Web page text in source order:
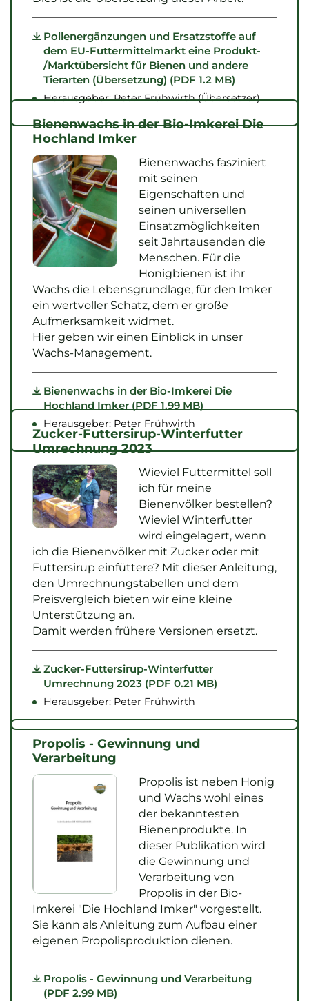
Pollenergänzungen und Ersatzstoffe auf
dem EU-Futtermittelmarkt eine Produkt-
/Marktübersicht für Bienen und andere
Tierarten (Übersetzung) (PDF 1.2 MB)
Herausgeber: Peter Frühwirth (Übersetzer)
Bienenwachs in der Bio-Imkerei Die
Hochland Imker
Bienenwachs fasziniert
mit seinen
Eigenschaften und
seinen universellen
Einsatzmöglichkeiten
seit Jahrtausenden die
Menschen. Für die
Honigbienen ist ihr
Wachs die Lebensgrundlage, für den Imker
ein wertvoller Schatz, dem er große
Aufmerksamkeit widmet.
Hier geben wir einen Einblick in unser
Wachs-Management.
Bienenwachs in der Bio-Imkerei Die
Hochland Imker (PDF 1.99 MB)
Herausgeber: Peter Frühwirth
Zucker-Futtersirup-Winterfutter
Umrechnung 2023
Wieviel Futtermittel soll
ich für meine
Bienenvölker bestellen?
Wieviel Winterfutter
wird eingelagert, wenn
ich die Bienenvölker mit Zucker oder mit
Futtersirup einfüttere? Mit dieser Anleitung,
den Umrechnungstabellen und dem
Preisvergleich bieten wir eine kleine
Unterstützung an.
Damit werden frühere Versionen ersetzt.
Zucker-Futtersirup-Winterfutter
Umrechnung 2023 (PDF 0.21 MB)
Herausgeber: Peter Frühwirth
Propolis - Gewinnung und
Verarbeitung
Propolis ist neben Honig
und Wachs wohl eines
der bekanntesten
Bienenprodukte. In
dieser Publikation wird
die Gewinnung und
Verarbeitung von
Propolis in der Bio-
Imkerei "Die Hochland Imker" vorgestellt.
Sie kann als Anleitung zum Aufbau einer
eigenen Propolisproduktion dienen.
Propolis - Gewinnung und Verarbeitung
(PDF 2.99 MB)